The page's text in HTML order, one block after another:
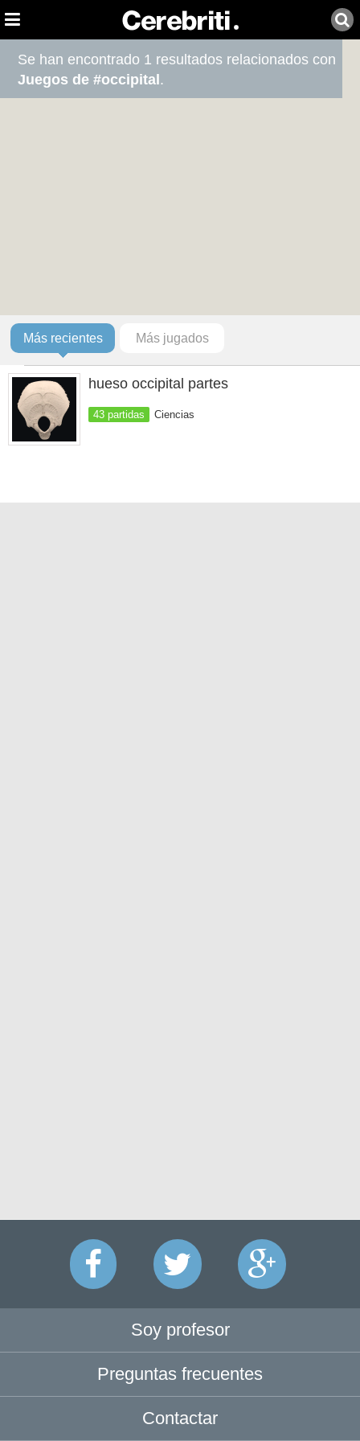
Se han encontrado 1 resultados relacionados con
Juegos de #occipital .
Más recientes Más jugados
hueso occipital partes
43 partidas Ciencias
Soy profesor
Preguntas frecuentes
Contactar